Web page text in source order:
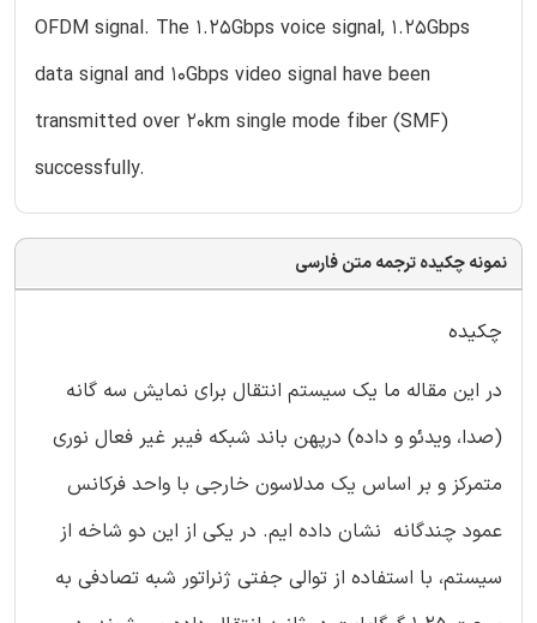
OFDM signal. The 1.25Gbps voice signal, 1.25Gbps
data signal and 10Gbps video signal have been
transmitted over 20km single mode fiber (SMF)
successfully.
نمونه چکیده ترجمه متن فارسی
چکیده
در این مقاله ما یک سیستم انتقال برای نمایش سه گانه
(صدا، ویدئو و داده) درپهن باند شبکه فیبر غیر فعال نوری
متمرکز و بر اساس یک مدلاسون خارجی با واحد فرکانس
عمود چندگانه نشان داده ایم. در یکی از این دو شاخه از
سیستم، با استفاده از توالی جفتی ژنراتور شبه تصادفی به